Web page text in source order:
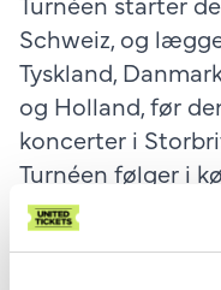
Schweiz, og
Tyskland,
og Holland, før
koncerter i
Turnéen følger i
succes med en
Angeles sidste